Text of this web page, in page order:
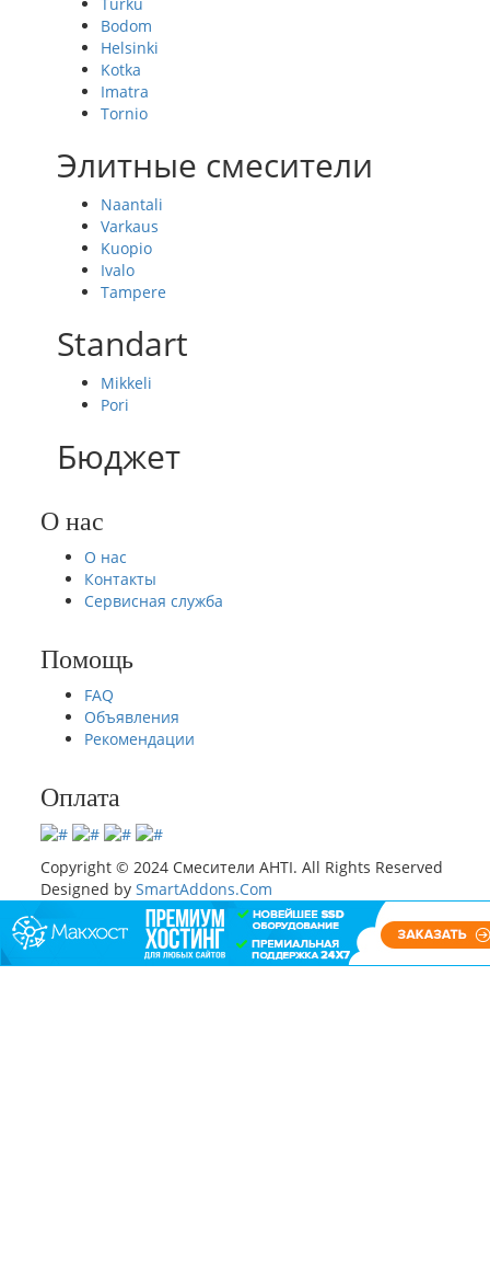
Bodom
Helsinki
Kotka
Imatra
Tornio
Элитные смесители
Naantali
Varkaus
Kuopio
Ivalo
Tampere
Standart
Mikkeli
Pori
Бюджет
О нас
О нас
Контакты
Сервисная служба
Помощь
FAQ
Объявления
Рекомендации
Оплата
Copyright © 2024 Смесители AHTI. All Rights Reserved
Designed bySmartAddons.Com